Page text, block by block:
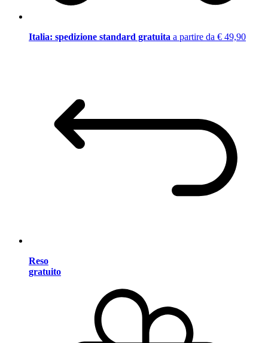
Italia: spedizione standard gratuita a partire da € 49,90
Reso
gratuito